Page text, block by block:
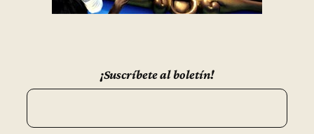
¡Suscríbete al boletín!